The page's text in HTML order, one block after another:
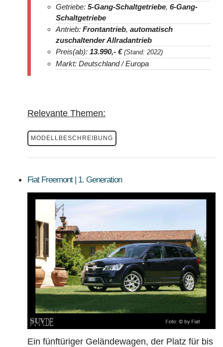
Getriebe: 5-Gang-Schaltgetriebe, 6-Gang-
Schaltgetriebe
Antrieb: Frontantrieb, automatisch
zuschaltender Allradantrieb
Preis(ab): 13.990,- € (Stand: 2022)
Markt: Deutschland / Europa
Relevante Themen:
MODELLBESCHREIBUNG
Fiat Freemont | 1. Generation
Ein fünftüriger Geländewagen, der Platz für bis